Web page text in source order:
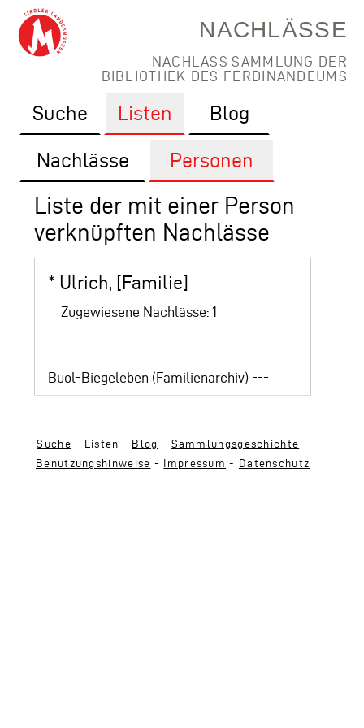
NACHLÄSSE
NACHLASS·SAMMLUNG DER
BIBLIOTHEK DES FERDINANDEUMS
Suche Listen Blog
Nachlässe Personen
Liste der mit einer Person
verknüpften Nachlässe
* Ulrich, [Familie]
Zugewiesene Nachlässe: 1
Buol-Biegeleben (Familienarchiv) ---
Suche - Listen - Blog - Sammlungsgeschichte -
Benutzungshinweise - Impressum - Datenschutz